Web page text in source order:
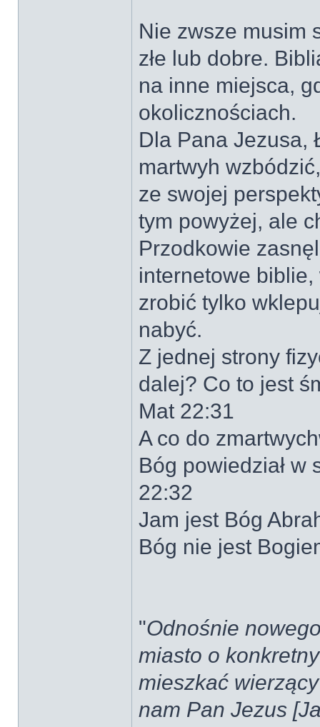
Nie zwsze musim
złe lub dobre.
na inne miejsca,
okolicznościach.
Dla Pana Jezusa,
martwyh
ze swojej
tym powyżej, ale
Przodkowie
internetowe
zrobić tylko
nabyć.
Z jednej strony
dalej? Co to jest
Mat 22:31
A co do
Bóg powiedział w
22:32
Jam jest Bóg
Bóg nie jest
"Odnośnie
miasto o
mieszkać
nam Pan Jezus